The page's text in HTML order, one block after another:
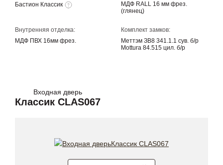
Бастион Классик
МДФ RALL 16 мм фрез.
(глянец)
Внутренняя отделка:
МДФ ПВХ 16мм фрез.
Комплект замков:
Меттэм ЗВ8 341.1.1 сув. б/р
Mottura 84.515 цил. б/р
Входная дверь
Классик CLAS067